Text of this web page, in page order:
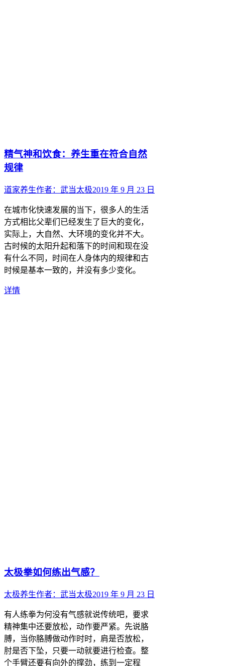
精气神和饮食：养生重在符合自然
规律
道家养生作者： 武当太极2019 年 9 月 23 日
在城市化快速发展的当下，很多人的生活
方式相比父辈们已经发生了巨大的变化，
实际上，大自然、大环境的变化并不大。
古时候的太阳升起和落下的时间和现在没
有什么不同，时间在人身体内的规律和古
时候是基本一致的，并没有多少变化。
详情
太极拳如何练出气感？
太极养生作者： 武当太极2019 年 9 月 23 日
有人练拳为何没有气感就说传统吧，要求
精神集中还要放松，动作要严紧。先说胳
膊，当你胳膊做动作时时，肩是否放松，
肘是否下坠，只要一动就要进行检查。整
个手臂还要有向外的撑劲，练到一定程